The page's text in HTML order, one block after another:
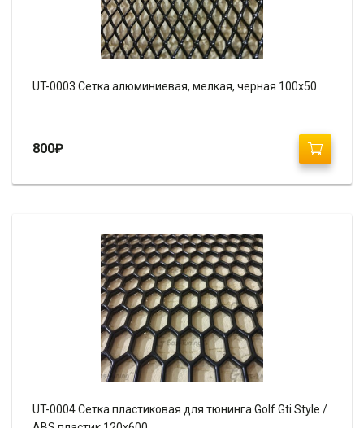
UT-0003 Сетка алюминиевая, мелкая, черная 100х50
800₽
UT-0004 Сетка пластиковая для тюнинга Golf Gti Style /